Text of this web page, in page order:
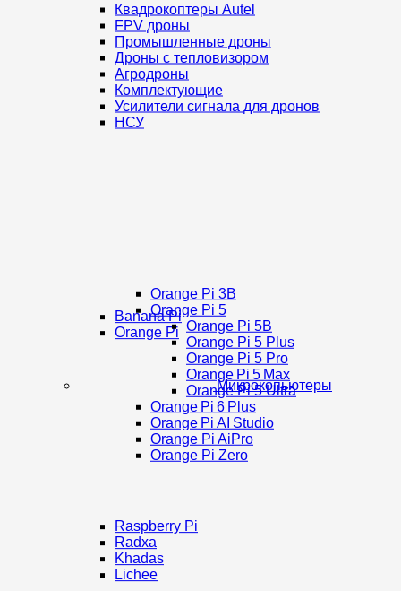
Квадрокоптеры Autel
FPV дроны
Промышленные дроны
Дроны с тепловизором
Агродроны
Комплектующие
Усилители сигнала для дронов
НСУ
Микрокопьютеры
Banana Pi
Orange Pi
Orange Pi 3B
Orange Pi 5
Orange Pi 5B
Orange Pi 5 Plus
Orange Pi 5 Pro
Orange Pi 5 Max
Orange Pi 5 Ultra
Orange Pi 6 Plus
Orange Pi AI Studio
Orange Pi AiPro
Orange Pi Zero
Raspberry Pi
Radxa
Khadas
Lichee